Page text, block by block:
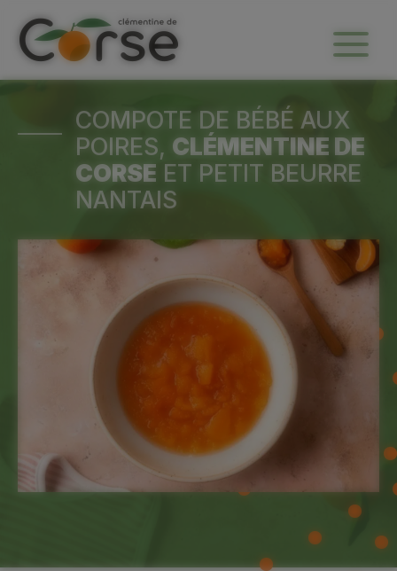
COMPOTE DE BÉBÉ AUX
POIRES, CLÉMENTINE DE
CORSE ET PETIT BEURRE
NANTAIS